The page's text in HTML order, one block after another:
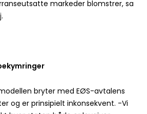
markeder blomstrer, sa
bryter med EØS-avtalens
og er prinsipielt inkonsekvent. -Vi